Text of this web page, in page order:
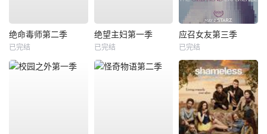
绝命毒师第二季
已完结
绝望主妇第一季
已完结
应召女友第三季
已完结